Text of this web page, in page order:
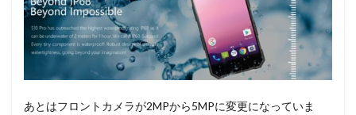
あとはフロントカメラが2MPから5MPに変更になっていま